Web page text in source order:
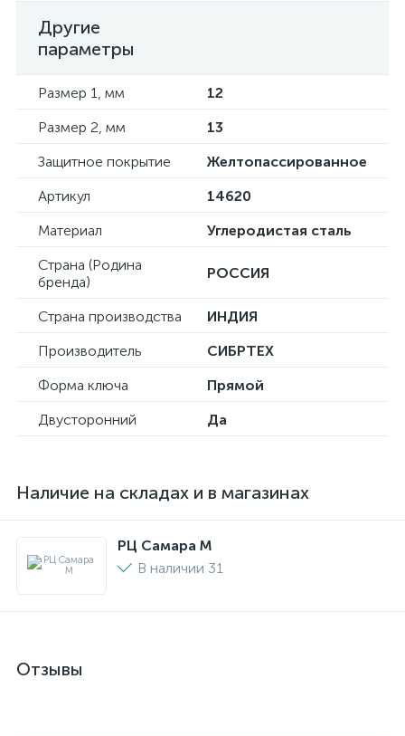
Другие
параметры
Размер 1, мм
12
Размер 2, мм
13
Защитное покрытие
Желтопассированное
Артикул
14620
Материал
Углеродистая сталь
Страна (Родина
бренда)
РОССИЯ
Страна производства
ИНДИЯ
Производитель
СИБРТЕХ
Форма ключа
Прямой
Двусторонний
Да
Наличие на складах и в магазинах
РЦ Самара M
В наличии 31
Отзывы